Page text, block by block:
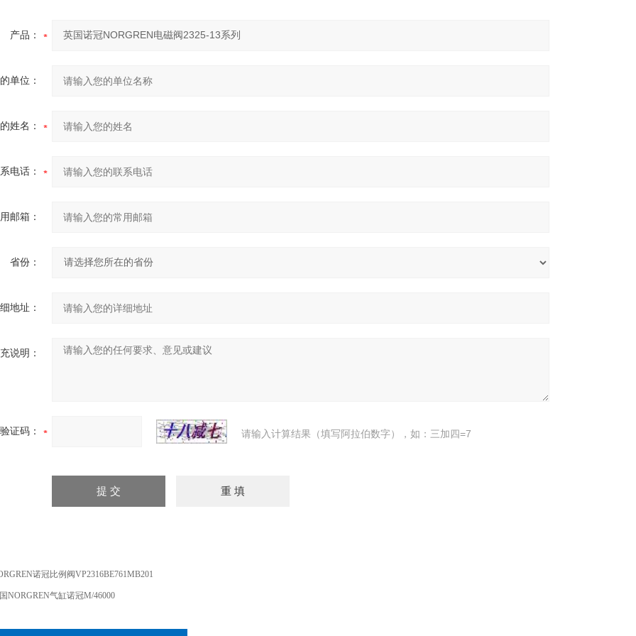
产品：
单位：
姓名：
电话：
邮箱：
省份：
地址：
说明：
验证码： 请输入计算结果（填写阿拉伯数字），如：三加四=7
诺冠比例阀VP2316BE761MB201
NORGREN气缸诺冠M/46000